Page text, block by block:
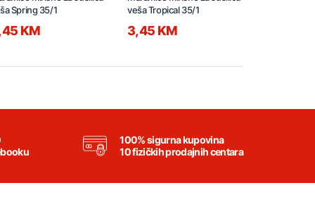
Spring 35/1
KM
veša Tropical 35/1
3,45 KM
100% sigurna kupovina
10 fizičkih prodajnih centara